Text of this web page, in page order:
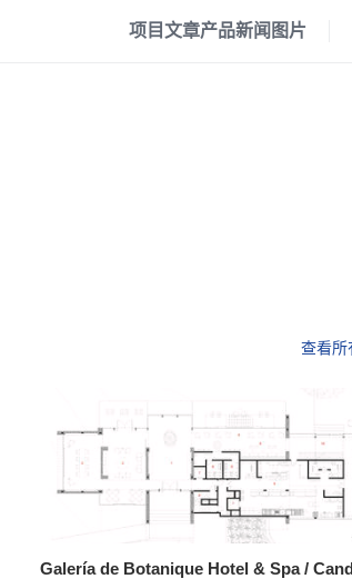
项目文章产品新闻 图片
查看所
Galería de Botanique Hotel & Spa /